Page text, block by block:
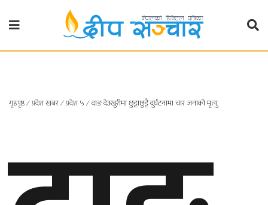
गृहपृष्ठ
प्रदेश
१
प्रदेश
गृहपृष्ठ∕प्रदेश खबर∕प्रदेश ५∕दाङ देउखुरीमा छुट्टाछुट्टै दुर्घटनामा चार जनाको मृत्यु